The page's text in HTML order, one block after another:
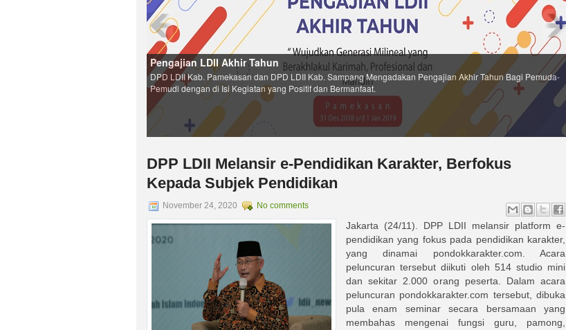
DPP LDII Melansir e-Pendidikan Karakter, Berfokus
Kepada Subjek Pendidikan
November 24, 2020 No comments
Jakarta (24/11). DPP LDII melansir platform e-
pendidikan yang fokus pada pendidikan karakter,
yang dinamai pondokkarakter.com. Acara
peluncuran tersebut diikuti oleh 514 studio mini
dan sekitar 2.000 orang peserta. Dalam acara
peluncuran pondokkarakter.com tersebut, dibuka
pula enam seminar secara bersamaan yang
membahas mengenai fungsi guru, pamong,